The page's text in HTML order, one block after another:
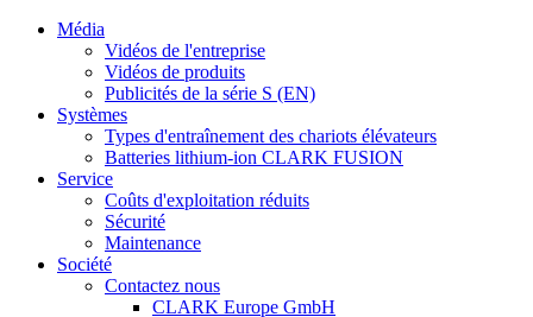
Média
Vidéos de l'entreprise
Vidéos de produits
Publicités de la série S (EN)
Systèmes
Types d'entraînement des chariots élévateurs
Batteries lithium-ion CLARK FUSION
Service
Coûts d'exploitation réduits
Sécurité
Maintenance
Société
Contactez nous
CLARK Europe GmbH